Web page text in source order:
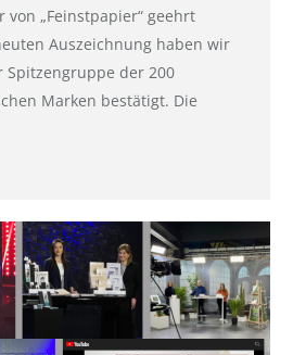
„Feinstpapier“ geehrt
Auszeichnung haben wir
Spitzengruppe der 200
Marken bestätigt. Die